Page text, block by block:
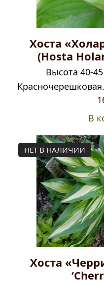
Хоста
(Hosta
Высота 40-
В
НЕТ В НАЛИЧИИ
Хоста